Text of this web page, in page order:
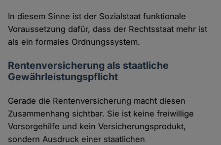
In diesem Sinne ist der Sozialstaat funktionale
Voraussetzung dafür, dass der Rechtsstaat mehr ist
als ein formales Ordnungssystem.
Rentenversicherung als staatliche
Gewährleistungspflicht
Gerade die Rentenversicherung macht diesen
Zusammenhang sichtbar. Sie ist keine freiwillige
Vorsorgehilfe und kein Versicherungsprodukt,
sondern Ausdruck einer staatlichen